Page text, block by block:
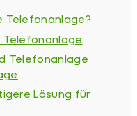
Telefonanlage?
Telefonanlage
Telefonanlage
Lösung für